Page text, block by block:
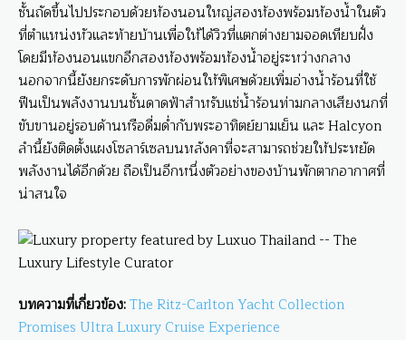
ชั้นถัดขึ้นไปประกอบด้วยห้องนอนใหญ่สองห้องพร้อมห้องน้ำในตัว
ที่ตำแหน่งหัวและท้ายบ้านเพื่อให้ได้วิวที่แตกต่างยามจอดเทียบฝั่ง
โดยมีห้องนอนแขกอีกสองห้องพร้อมห้องน้ำอยู่ระหว่างกลาง
นอกจากนี้ยังยกระดับการพักผ่อนให้พิเศษด้วยเพิ่มอ่างน้ำร้อนที่ใช้
ฟืนเป็นพลังงานบนชั้นดาดฟ้าสำหรับแช่น้ำร้อนท่ามกลางเสียงนกที่
ขับขานอยู่รอบด้านหรือดื่มด่ำกับพระอาทิตย์ยามเย็น และ Halcyon
ลำนี้ยังติดตั้งแผงโซลาร์เซลบนหลังคาที่จะสามารถช่วยให้ประหยัด
พลังงานได้อีกด้วย ถือเป็นอีกหนึ่งตัวอย่างของบ้านพักตากอากาศที่
น่าสนใจ
บทความที่เกี่ยวข้อง:The Ritz-Carlton Yacht Collection
Promises Ultra Luxury Cruise Experience